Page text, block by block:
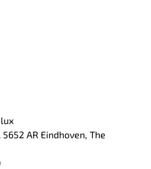
AR Eindhoven, The